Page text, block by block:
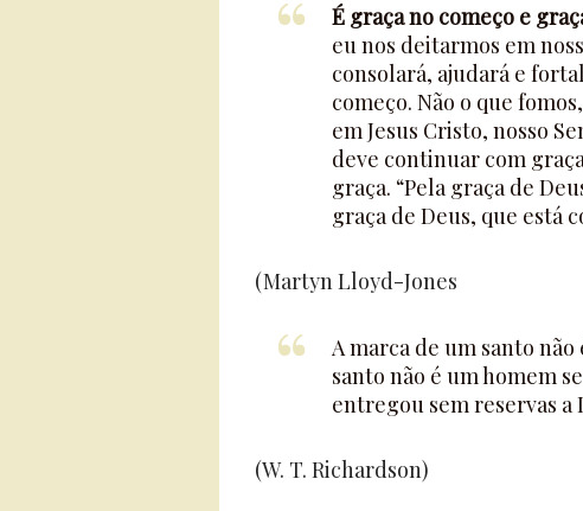
É graça no começo e
eu nos deitarmos em
consolará, ajudará e
começo. Não o que
em Jesus Cristo, nosso
deve continuar com
graça. “Pela graça de
graça de Deus, que está
(Martyn Lloyd-Jones
A marca de um santo não
santo não é um homem
entregou sem reservas a
(W. T. Richardson)